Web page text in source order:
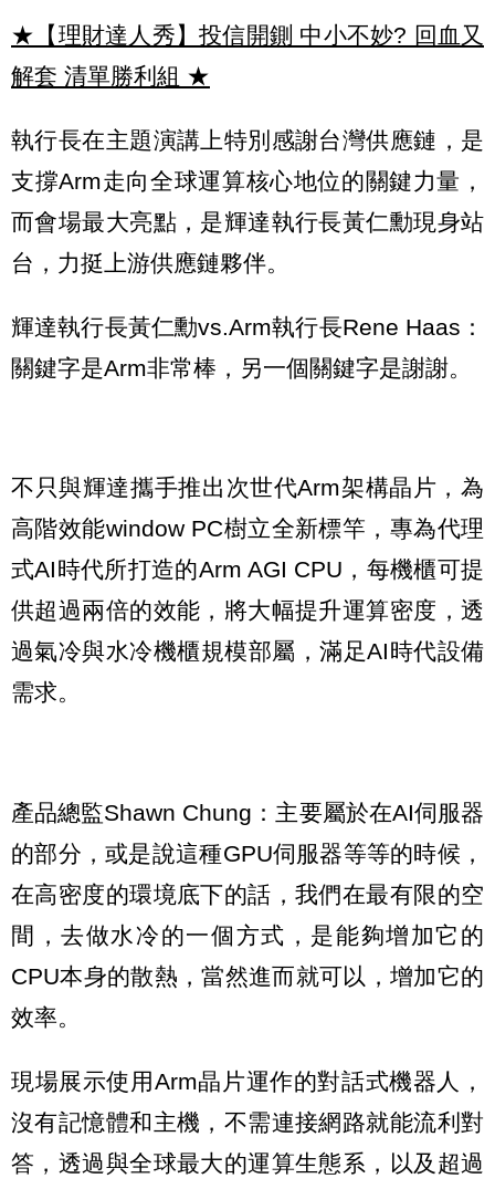
★【理財達人秀】投信開鍘 中小不妙? 回血又
解套 清單勝利組 ★
執行長在主題演講上特別感謝台灣供應鏈，是
支撐Arm走向全球運算核心地位的關鍵力量，
而會場最大亮點，是輝達執行長黃仁勳現身站
台，力挺上游供應鏈夥伴。
輝達執行長黃仁勳vs.Arm執行長Rene Haas：
關鍵字是Arm非常棒，另一個關鍵字是謝謝。
不只與輝達攜手推出次世代Arm架構晶片，為
高階效能window PC樹立全新標竿，專為代理
式AI時代所打造的Arm AGI CPU，每機櫃可提
供超過兩倍的效能，將大幅提升運算密度，透
過氣冷與水冷機櫃規模部屬，滿足AI時代設備
需求。
產品總監Shawn Chung：主要屬於在AI伺服器
的部分，或是說這種GPU伺服器等等的時候，
在高密度的環境底下的話，我們在最有限的空
間，去做水冷的一個方式，是能夠增加它的
CPU本身的散熱，當然進而就可以，增加它的
效率。
現場展示使用Arm晶片運作的對話式機器人，
沒有記憶體和主機，不需連接網路就能流利對
答，透過與全球最大的運算生態系，以及超過